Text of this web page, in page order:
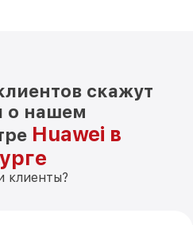
скажут
о нашем
Huawei в
клиенты?